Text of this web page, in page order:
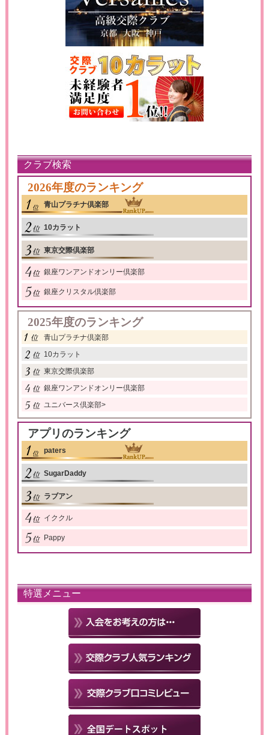
クラブ検索
2026年度のランキング
青山プラチナ倶楽部
10カラット
東京交際倶楽部
銀座ワンアンドオンリー倶楽部
銀座クリスタル倶楽部
2025年度のランキング
青山プラチナ倶楽部
10カラット
東京交際倶楽部
銀座ワンアンドオンリー倶楽部
ユニバース倶楽部>
アプリのランキング
paters
SugarDaddy
ラブアン
イククル
Pappy
特選メニュー